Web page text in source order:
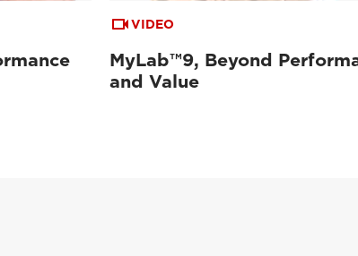
VIDEO
MyLab™9, Beyond
and Value